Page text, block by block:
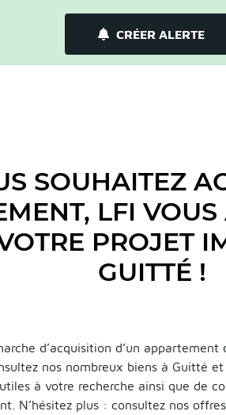
CRÉER ALERTE
SOUHAITEZ
LFI
PROJET
GUITTÉ !
d’acquisition d’un
nos nombreux biens à Guitté
à votre recherche ainsi que de
N’hésitez plus : consultez nos